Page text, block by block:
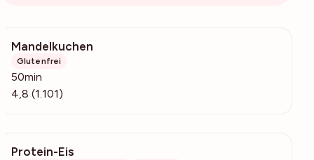
Mandelkuchen
Glutenfrei
50min
4,8 (1.101)
Protein-Eis